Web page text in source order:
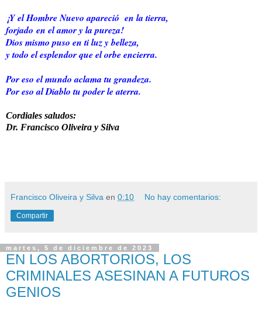
¡Y el Hombre Nuevo apareció en la tierra,
forjado en el amor y la pureza!
Dios mismo puso en ti luz y belleza,
y todo el esplendor que el orbe encierra.
Por eso el mundo aclama tu grandeza.
Por eso al Diablo tu poder le aterra.
Cordiales saludos:
Dr. Francisco Oliveira y Silva
Francisco Oliveira y Silva en 0:10 No hay comentarios:
Compartir
martes, 5 de diciembre de 2023
EN LOS ABORTORIOS, LOS
CRIMINALES ASESINAN A FUTUROS
GENIOS